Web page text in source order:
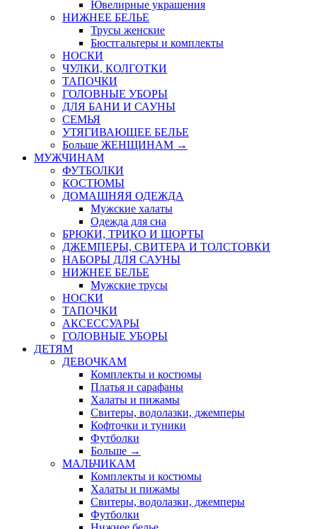
Ювелирные украшения
НИЖНЕЕ БЕЛЬЕ
Трусы женские
Бюстгальтеры и комплекты
НОСКИ
ЧУЛКИ, КОЛГОТКИ
ТАПОЧКИ
ГОЛОВНЫЕ УБОРЫ
ДЛЯ БАНИ И САУНЫ
СЕМЬЯ
УТЯГИВАЮЩЕЕ БЕЛЬЕ
Больше ЖЕНЩИНАМ →
МУЖЧИНАМ
ФУТБОЛКИ
КОСТЮМЫ
ДОМАШНЯЯ ОДЕЖДА
Мужские халаты
Одежда для сна
БРЮКИ, ТРИКО И ШОРТЫ
ДЖЕМПЕРЫ, СВИТЕРА И ТОЛСТОВКИ
НАБОРЫ ДЛЯ САУНЫ
НИЖНЕЕ БЕЛЬЕ
Мужские трусы
НОСКИ
ТАПОЧКИ
АКСЕССУАРЫ
ГОЛОВНЫЕ УБОРЫ
ДЕТЯМ
ДЕВОЧКАМ
Комплекты и костюмы
Платья и сарафаны
Халаты и пижамы
Свитеры, водолазки, джемперы
Кофточки и туники
Футболки
Больше →
МАЛЬЧИКАМ
Комплекты и костюмы
Халаты и пижамы
Свитеры, водолазки, джемперы
Футболки